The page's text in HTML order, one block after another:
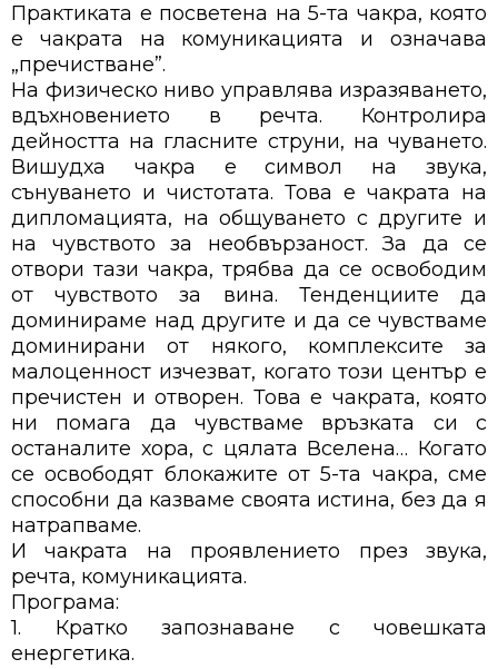
Практиката е посветена на 5-та чакра, която
е чакрата на комуникацията и означава
„пречистване”.
На физическо ниво управлява изразяването,
вдъхновението в речта. Контролира
дейността на гласните струни, на чуването.
Вишудха чакра е символ на звука,
сънуването и чистотата. Това е чакрата на
дипломацията, на общуването с другите и
на чувството за необвързаност. За да се
отвори тази чакра, трябва да се освободим
от чувството за вина. Тенденциите да
доминираме над другите и да се чувстваме
доминирани от някого, комплексите за
малоценност изчезват, когато този център е
пречистен и отворен. Това е чакрата, която
ни помага да чувстваме връзката си с
останалите хора, с цялата Вселена… Когато
се освободят блокажите от 5-та чакра, сме
способни да казваме своята истина, без да я
натрапваме.
И чакрата на проявлението през звука,
речта, комуникацията.
Програма:
1. Кратко запознаване с човешката
енергетика.